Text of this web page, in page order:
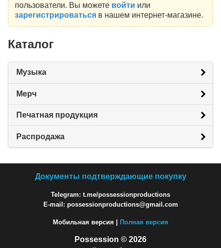
пользователи. Вы можете войти или
зарегистрироватьсяв нашем интернет-магазине.
Каталог
Музыка
Мерч
Печатная продукция
Распродажа
Документы подтверждающие покупку
Telegram: t.me/possessionproductions
E-mail: possessionproductions@gmail.com
Мобильная версия | Полная версия
Possession © 2026